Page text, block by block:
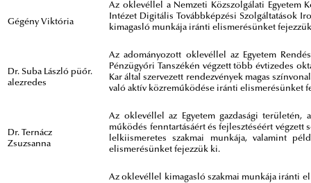
Gégény Viktória
Az oklevéllel a Nemzeti Közszolgálati Egyetem
Intézet Digitális Továbbképzési Szolgáltatások
kimagasló munkája iránti elismerésünket
Dr. Suba László püőr.
alezredes
Az adományozott oklevéllel az Egyetem
Pénzügyőri Tanszékén végzett több évtizedes
Kar által szervezett rendezvények magas
való aktív közreműködése iránti elismerésünket
Dr. Ternácz
Zsuzsanna
Az oklevéllel az Egyetem gazdasági területén,
működés fenntartásáért és fejlesztéséért végzett
lelkiismeretes szakmai munkája, valamint
elismerésünket fejezzük ki.
Az oklevéllel kimagasló szakmai munkája iránti